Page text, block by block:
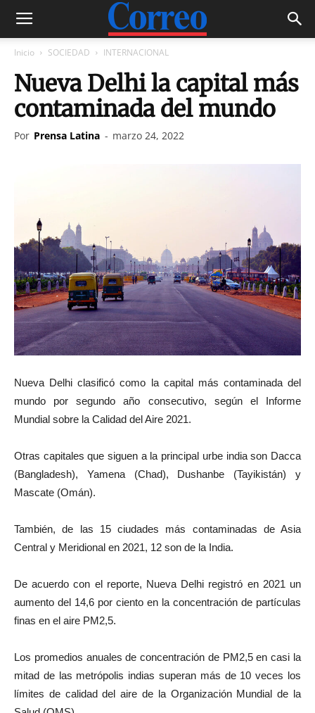
Inicio SOCIEDAD INTERNACIONAL
Nueva Delhi la capital más
contaminada del mundo
Por Prensa Latina - marzo 24, 2022
Nueva Delhi clasificó como la capital más contaminada del
mundo por segundo año consecutivo, según el Informe
Mundial sobre la Calidad del Aire 2021.
Otras capitales que siguen a la principal urbe india son Dacca
(Bangladesh), Yamena (Chad), Dushanbe (Tayikistán) y
Mascate (Omán).
También, de las 15 ciudades más contaminadas de Asia
Central y Meridional en 2021, 12 son de la India.
De acuerdo con el reporte, Nueva Delhi registró en 2021 un
aumento del 14,6 por ciento en la concentración de partículas
finas en el aire PM2,5.
Los promedios anuales de concentración de PM2,5 en casi la
mitad de las metrópolis indias superan más de 10 veces los
límites de calidad del aire de la Organización Mundial de la